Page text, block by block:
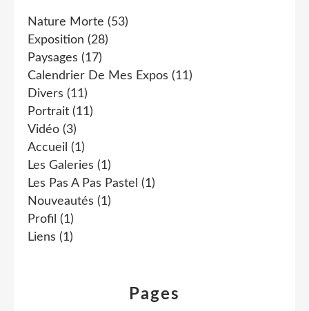
Nature Morte (53)
Exposition (28)
Paysages (17)
Calendrier De Mes Expos (11)
Divers (11)
Portrait (11)
Vidéo (3)
Accueil (1)
Les Galeries (1)
Les Pas A Pas Pastel (1)
Nouveautés (1)
Profil (1)
Liens (1)
Pages